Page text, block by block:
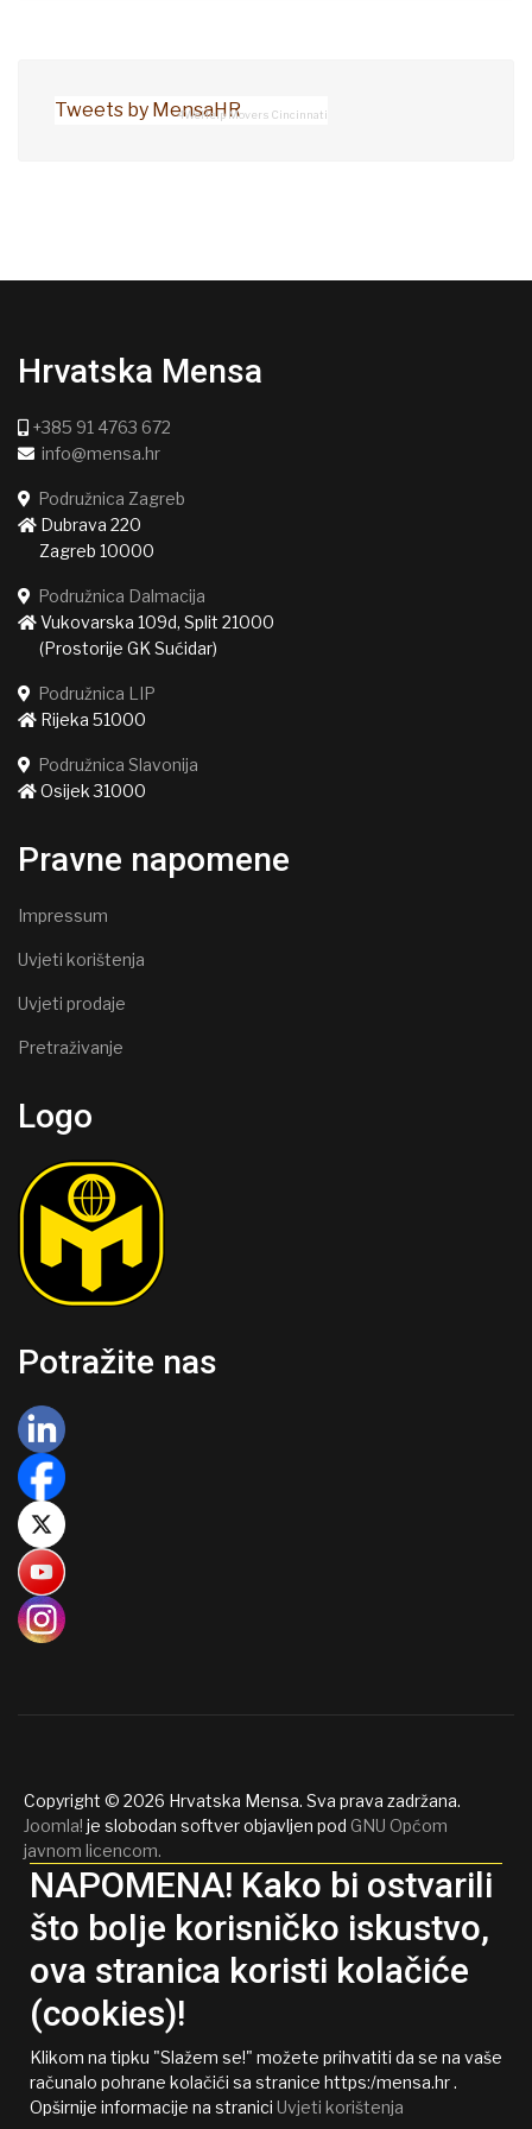
Tweets by MensaHR4WeHelp Movers Cincinnati
Hrvatska Mensa
+385 91 4763 672
info@mensa.hr
Podružnica Zagreb
Dubrava 220
Zagreb 10000
Podružnica Dalmacija
Vukovarska 109d, Split 21000
(Prostorije GK Sućidar)
Podružnica LIP
Rijeka 51000
Podružnica Slavonija
Osijek 31000
Pravne napomene
Impressum
Uvjeti korištenja
Uvjeti prodaje
Pretraživanje
Logo
Potražite nas
Copyright © 2026 Hrvatska Mensa. Sva prava zadržana.
Joomla! je slobodan softver objavljen pod GNU Općom
javnom licencom.
NAPOMENA! Kako bi ostvarili
što bolje korisničko iskustvo,
ova stranica koristi kolačiće
(cookies)!
Klikom na tipku "Slažem se!" možete prihvatiti da se na vaše
računalo pohrane kolačići sa stranice https:/mensa.hr .
Opširnije informacije na stranici Uvjeti korištenja